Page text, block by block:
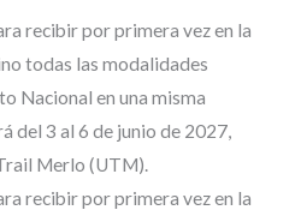
recibir por primera vez en la
todas las modalidades
Nacional en una misma
del 3 al 6 de junio de 2027,
Merlo (UTM).
recibir por primera vez en la